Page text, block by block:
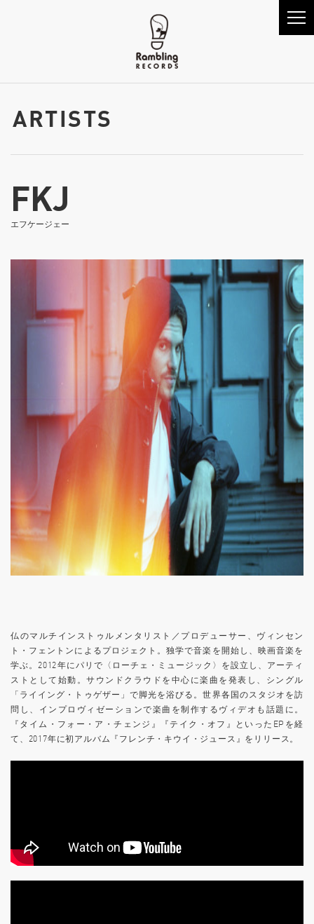
ARTISTS
FKJ
エフケージェー
仏のマルチインストゥルメンタリスト／プロデューサー、ヴィンセン
ト・フェントンによるプロジェクト。独学で音楽を開始し、映画音楽を
学ぶ。2012年にパリで〈ローチェ・ミュージック〉を設立し、アーティ
ストとして始動。サウンドクラウドを中心に楽曲を発表し、シングル
「ライイング・トゥゲザー」で脚光を浴びる。世界各国のスタジオを訪
問し、インプロヴィゼーションで楽曲を制作するヴィデオも話題に。
『タイム・フォー・ア・チェンジ』『テイク・オフ』といったEPを経
て、2017年に初アルバム『フレンチ・キウイ・ジュース』をリリース。